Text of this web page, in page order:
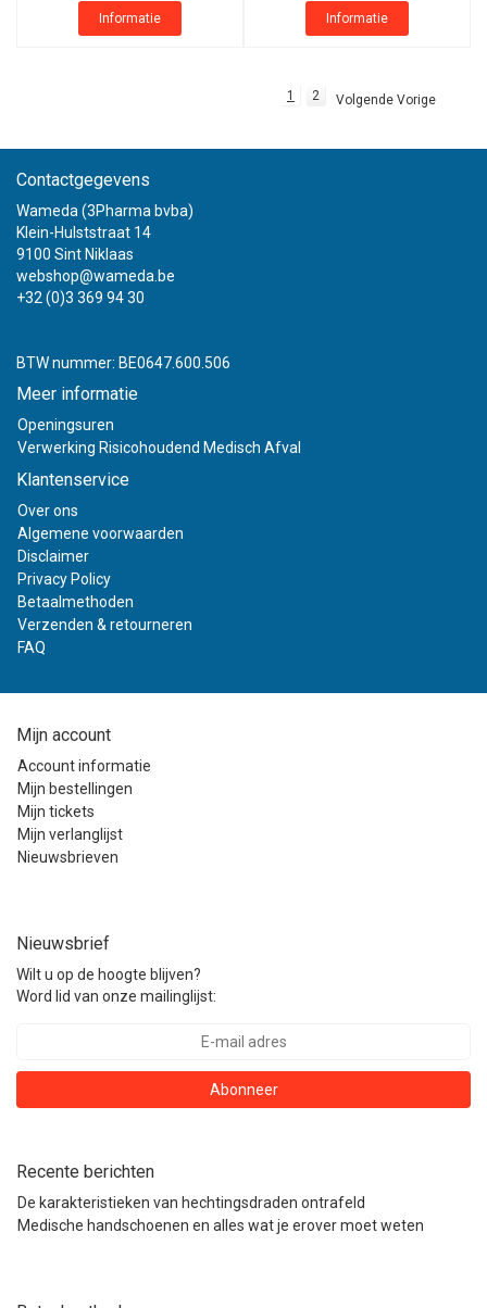
Informatie Informatie
1 2 Volgende Vorige
Contactgegevens
Wameda (3Pharma bvba)
Klein-Hulststraat 14
9100 Sint Niklaas
webshop@wameda.be
+32 (0)3 369 94 30
BTW nummer: BE0647.600.506
Meer informatie
Openingsuren
Verwerking Risicohoudend Medisch Afval
Klantenservice
Over ons
Algemene voorwaarden
Disclaimer
Privacy Policy
Betaalmethoden
Verzenden & retourneren
FAQ
Mijn account
Account informatie
Mijn bestellingen
Mijn tickets
Mijn verlanglijst
Nieuwsbrieven
Nieuwsbrief
Wilt u op de hoogte blijven?
Word lid van onze mailinglijst:
Abonneer
Recente berichten
De karakteristieken van hechtingsdraden ontrafeld
Medische handschoenen en alles wat je erover moet weten